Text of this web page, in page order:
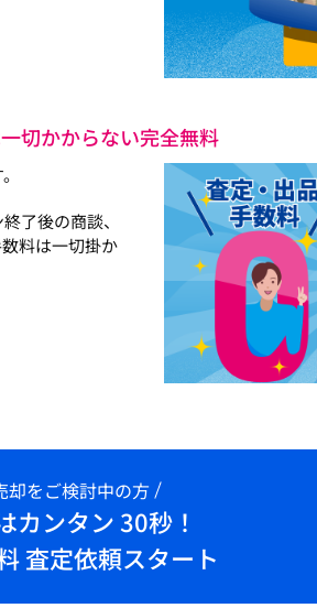
切かからない完全無料
了後の商談、
料は一切掛か
却をご検討中の方
カンタン 30秒！
査定依頼スタート